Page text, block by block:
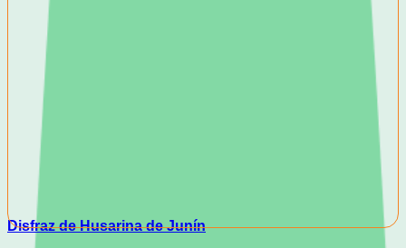
Disfraz de Husarina de Junín